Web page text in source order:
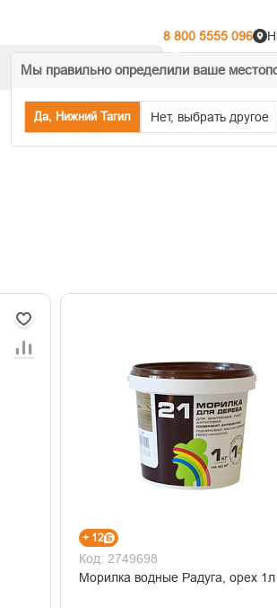
8 800 5555 096
Мы правильно определили ваше
Да, Нижний Тагил Нет, выбрать другое
% Акции
+ 12
Код: 2749698
Морилка водные Радуга, орех 1л